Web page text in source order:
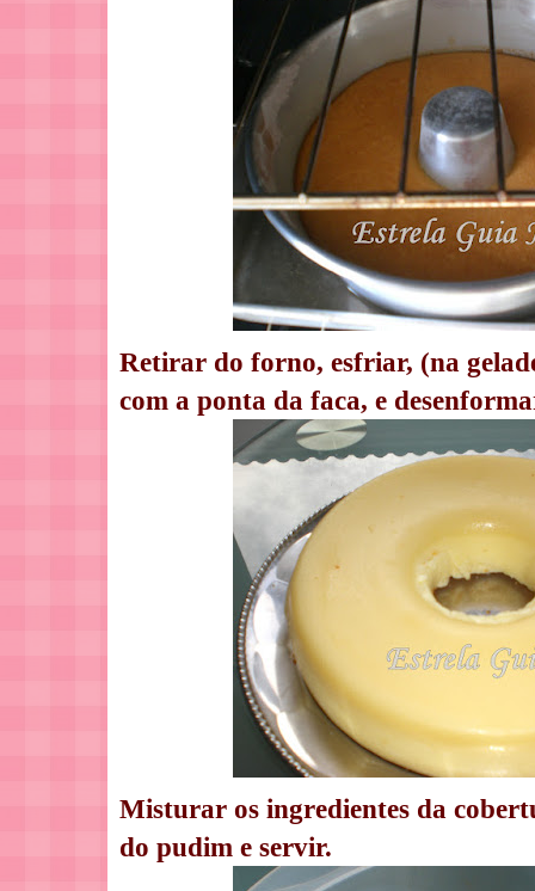
Retirar do forno, esfriar, (na
com a ponta da faca, e
Misturar os ingredientes da
do pudim e servir.